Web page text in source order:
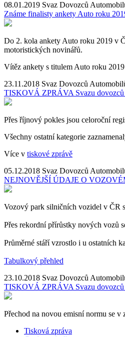
08.01.2019 Svaz Dovozců
Známe finalisty ankety Auto roku
Do 2. kola ankety Auto roku 2019 v
motoristických novinářů.
Vítěz ankety s titulem Auto roku
23.11.2018 Svaz Dovozců
TISKOVÁ ZPRÁVA Svazu dovozců
Přes říjnový pokles jsou celoroční
Všechny ostatní kategorie
Více v tiskové zprávě
05.12.2018 Svaz Dovozců
NEJNOVĚJŠÍ ÚDAJE O
Vozový park silničních vozidel v ČR
Přes rekordní přírůstky nových vozů
Průměrné stáří vzrostlo i u ostatních
Tabulkový přehled
23.10.2018 Svaz Dovozců
TISKOVÁ ZPRÁVA Svazu dovozců
Přechod na novou emisní normu se
Tisková zpráva